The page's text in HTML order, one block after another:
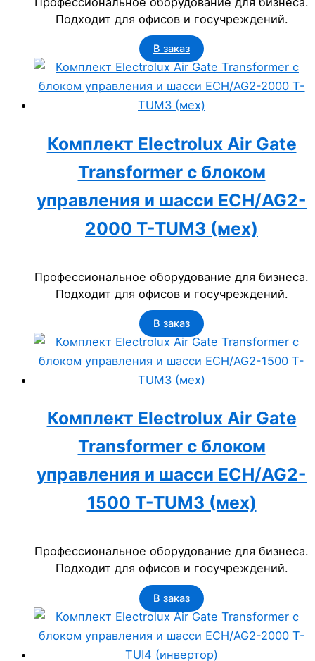
Подходит для офисов и госучреждений.
В заказ
Комплект Electrolux Air Gate
Transformer с блоком
управления и шасси ECH/AG2-
2000 T-TUM3 (мех)
Профессиональное оборудование для бизнеса.
Подходит для офисов и госучреждений.
В заказ
Комплект Electrolux Air Gate
Transformer с блоком
управления и шасси ECH/AG2-
1500 T-TUM3 (мех)
Профессиональное оборудование для бизнеса.
Подходит для офисов и госучреждений.
В заказ